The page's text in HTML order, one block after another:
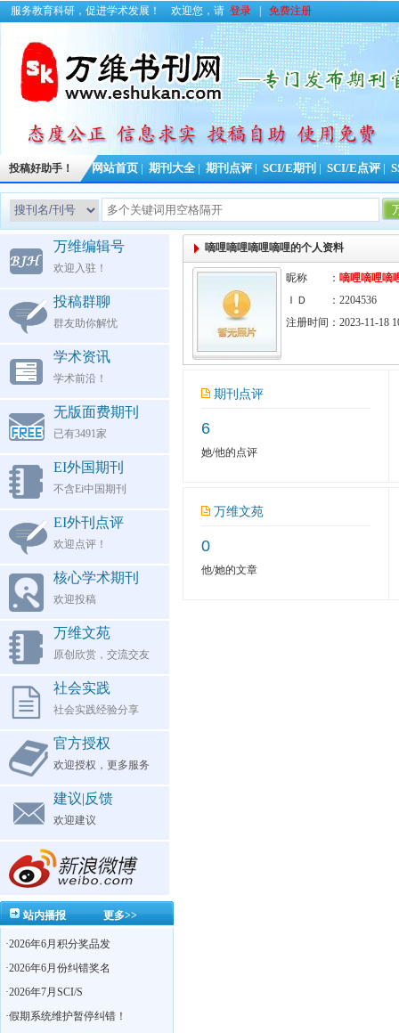
服务教育科研，促进学术发展！ 欢迎您，请 登录 免费注册
投稿好助手！ 网站首页 期刊大全 期刊点评 SCI/E期刊 SCI/E点评
今
万维编辑号
欢迎入驻！
投稿群聊
群友助你解忧
学术资讯
学术前沿！
无版面费期刊
已有3491家
EI外国期刊
不含Ei中国期刊
EI外刊点评
欢迎点评！
核心学术期刊
欢迎投稿
万维文苑
原创欣赏，交流交友
社会实践
社会实践经验分享
官方授权
欢迎授权，更多服务
建议|反馈
欢迎建议
更多>>
站内播报
·2026年6月积分奖品发
·2026年6月份纠错奖名
·2026年7月SCI/S
·假期系统维护暂停纠错！
嘀哩嘀哩嘀哩嘀哩的个人资料
昵称 ： 嘀哩嘀哩嘀
ＩＤ ：2204536
注册时间：2023-11-18
期刊点评
6
她/他的点评
万维文苑
0
他/她的文章